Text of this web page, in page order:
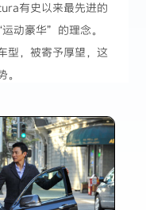
有史以来最先进的
动豪华”的理念。
型，被寄予厚望，这